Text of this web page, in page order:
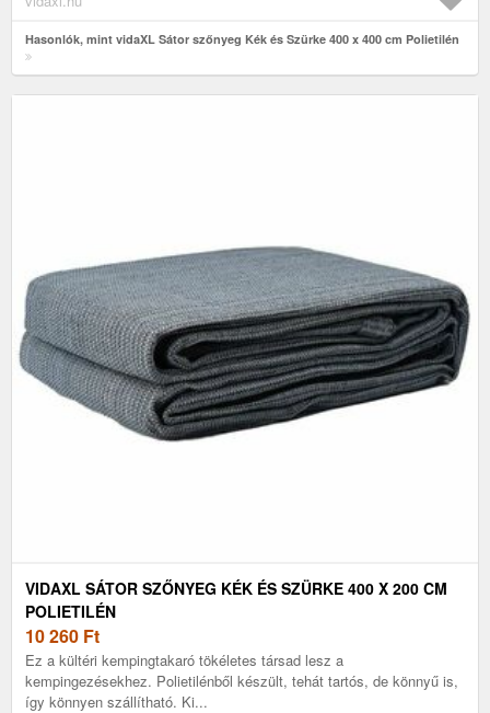
Hasonlók, mint vidaXL Sátor szőnyeg Kék és Szürke 400 x 400 cm Polietilén
VIDAXL SÁTOR SZŐNYEG KÉK ÉS SZÜRKE 400 X 200 CM
POLIETILÉN
10 260 Ft
Ez a kültéri kempingtakaró tökéletes társad lesz a
kempingezésekhez. Polietilénből készült, tehát tartós, de könnyű is,
így könnyen szállítható. Ki...